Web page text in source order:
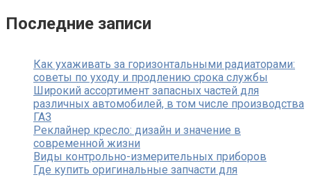
Последние записи
Как ухаживать за горизонтальными радиаторами:
советы по уходу и продлению срока службы
Широкий ассортимент запасных частей для
различных автомобилей, в том числе производства
ГАЗ
Реклайнер кресло: дизайн и значение в
современной жизни
Виды контрольно-измерительных приборов
Где купить оригинальные запчасти для